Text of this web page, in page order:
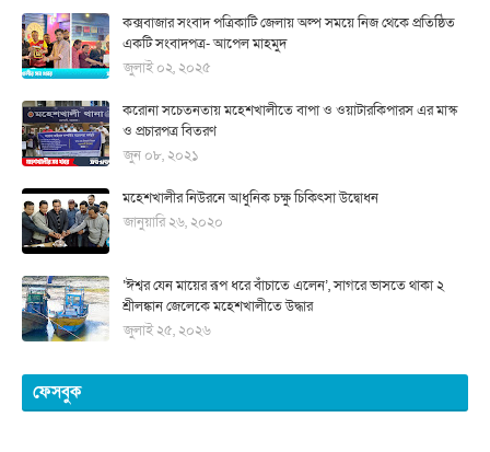
কক্সবাজার সংবাদ পত্রিকাটি জেলায় অল্প সময়ে নিজ থেকে প্রতিষ্ঠিত
একটি সংবাদপত্র- আপেল মাহমুদ
জুলাই ০২, ২০২৫
করোনা সচেতনতায় মহেশখালীতে বাপা ও ওয়াটারকিপারস এর মাস্ক
ও প্রচারপত্র বিতরণ
জুন ০৮, ২০২১
মহেশখালীর নিউরনে আধুনিক চক্ষু চিকিৎসা উদ্বোধন
জানুয়ারি ২৬, ২০২০
‘ঈশ্বর যেন মায়ের রূপ ধরে বাঁচাতে এলেন’, সাগরে ভাসতে থাকা ২
শ্রীলঙ্কান জেলেকে মহেশখালীতে উদ্ধার
জুলাই ২৫, ২০২৬
ফেসবুক